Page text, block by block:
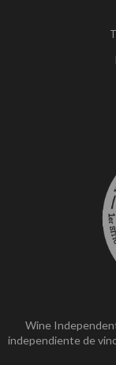
Wine
independiente de